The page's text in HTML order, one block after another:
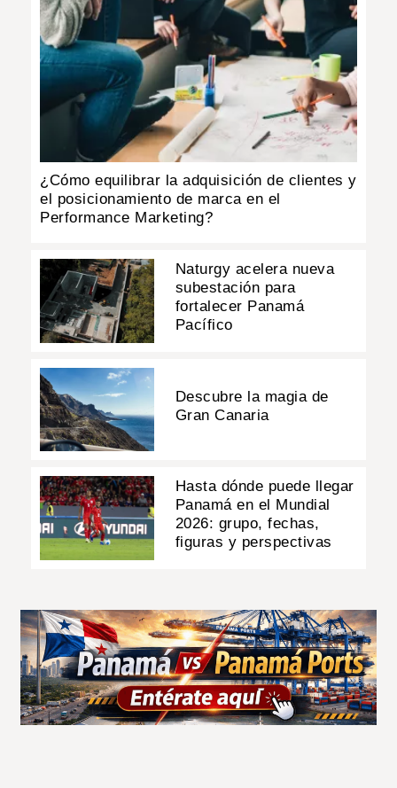
¿Cómo equilibrar la adquisición de clientes y
el posicionamiento de marca en el
Performance Marketing?
Naturgy acelera nueva
subestación para
fortalecer Panamá
Pacífico
Descubre la magia de
Gran Canaria
Hasta dónde puede llegar
Panamá en el Mundial
2026: grupo, fechas,
figuras y perspectivas